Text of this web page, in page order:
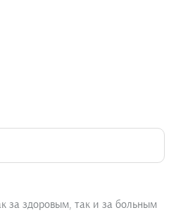
за здоровым, так и за больным